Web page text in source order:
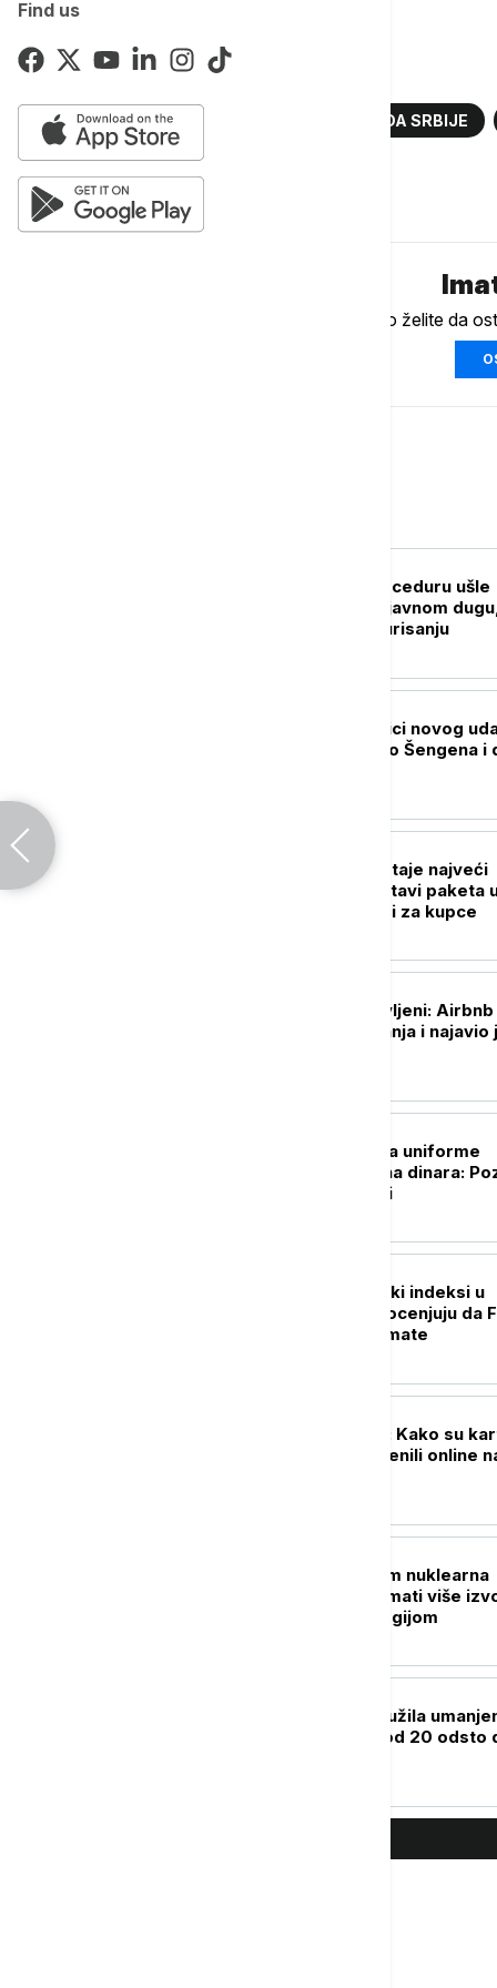
Find uskoja je važila do 7. juna.
Više o...
AKCIZE VLADA SRBIJE
Komentari (0
Ukoliko želite da
U skupštinsku proceduru ušle
izmene zakona o javnom
akcizama, e-fakturisanju
Kamiondžije na ivici novog
Brisel ćuti - pravilo Šengena i
Austrian Post postaje najveći
tržišni igrač u dostavi paketa
Srbiji? Šta to znači za kupce
Investitori oduševljeni: Airbnb
nadmašio očekivanja i najavio
Ekspo 2027 dobija uniforme
vredne 368 miliona dinara:
ko će ih dizajnirati
Američki berzanski indeksi u
plusu, investitori ocenjuju da
neće povećati kamate
Digitalna plaćanja: Kako su
e-novčanici promenili online
Skobalj: Treba nam nuklearna
elektrana,važno imati više
snabdevanja energijom
Vlada Srbije produžila
akciza na gorivo od 20 odsto